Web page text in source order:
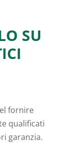
SU
fornire
qualificati
garanzia.